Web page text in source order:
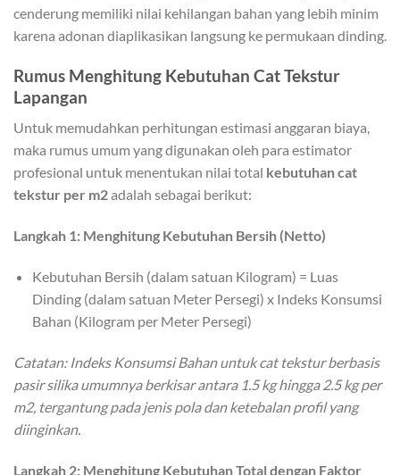
cenderung memiliki nilai kehilangan bahan yang lebih minim
karena adonan diaplikasikan langsung ke permukaan dinding.
Rumus Menghitung Kebutuhan Cat Tekstur
Lapangan
Untuk memudahkan perhitungan estimasi anggaran biaya,
maka rumus umum yang digunakan oleh para estimator
profesional untuk menentukan nilai total kebutuhan cat
tekstur per m2adalah sebagai berikut:
Langkah 1: Menghitung Kebutuhan Bersih (Netto)
Kebutuhan Bersih (dalam satuan Kilogram) = Luas
Dinding (dalam satuan Meter Persegi) x Indeks Konsumsi
Bahan (Kilogram per Meter Persegi)
Catatan: Indeks Konsumsi Bahan untuk cat tekstur berbasis
pasir silika umumnya berkisar antara 1.5 kg hingga 2.5 kg per
m2, tergantung pada jenis pola dan ketebalan profil yang
diinginkan.
Langkah 2: Menghitung Kebutuhan Total dengan Faktor